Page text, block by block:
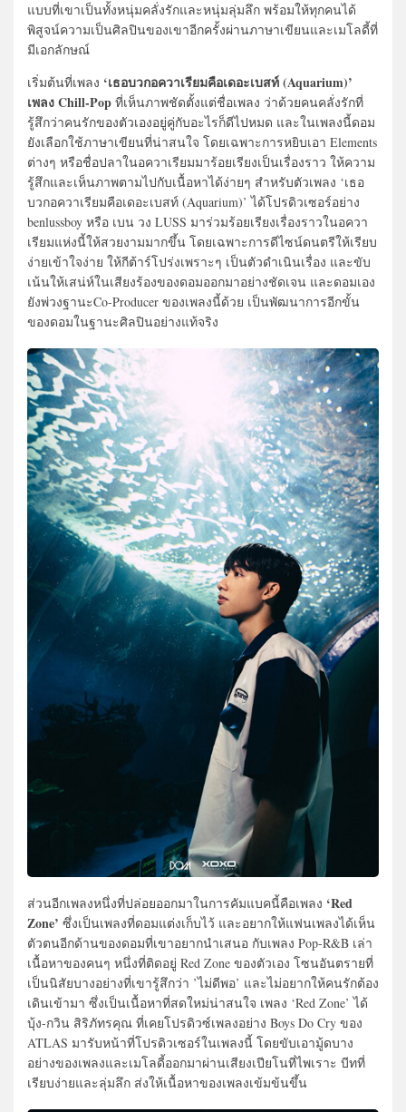
แบบที่เขาเป็นทั้งหนุ่มคลั่งรักและหนุ่มลุ่มลึก พร้อมให้ทุกคนได้
พิสูจน์ความเป็นศิลปินของเขาอีกครั้งผ่านภาษาเขียนและเมโลดี้ที่
มีเอกลักษณ์
เริ่มต้นที่เพลง ‘เธอบวกอควาเรียมคือเดอะเบสท์ (Aquarium)’
เพลง Chill-Pop ที่เห็นภาพชัดตั้งแต่ชื่อเพลง ว่าด้วยคนคลั่งรักที่
รู้สึกว่าคนรักของตัวเองอยู่คู่กับอะไรก็ดีไปหมด และในเพลงนี้ดอม
ยังเลือกใช้ภาษาเขียนที่น่าสนใจ โดยเฉพาะการหยิบเอา Elements
ต่างๆ หรือชื่อปลาในอควาเรียมมาร้อยเรียงเป็นเรื่องราว ให้ความ
รู้สึกและเห็นภาพตามไปกับเนื้อหาได้ง่ายๆ สำหรับตัวเพลง ‘เธอ
บวกอควาเรียมคือเดอะเบสท์ (Aquarium)’ ได้โปรดิวเซอร์อย่าง
benlussboy หรือ เบน วง LUSS มาร่วมร้อยเรียงเรื่องราวในอควา
เรียมแห่งนี้ให้สวยงามมากขึ้น โดยเฉพาะการดีไซน์ดนตรีให้เรียบ
ง่ายเข้าใจง่าย ให้กีต้าร์โปร่งเพราะๆ เป็นตัวดำเนินเรื่อง และขับ
เน้นให้เสน่ห์ในเสียงร้องของดอมออกมาอย่างชัดเจน และดอมเอง
ยังพ่วงฐานะCo-Producer ของเพลงนี้ด้วย เป็นพัฒนาการอีกขั้น
ของดอมในฐานะศิลปินอย่างแท้จริง
ส่วนอีกเพลงหนึ่งที่ปล่อยออกมาในการคัมแบคนี้คือเพลง ‘Red
Zone’ ซึ่งเป็นเพลงที่ดอมแต่งเก็บไว้ และอยากให้แฟนเพลงได้เห็น
ตัวตนอีกด้านของดอมที่เขาอยากนำเสนอ กับเพลง Pop-R&B เล่า
เนื้อหาของคนๆ หนึ่งที่ติดอยู่ Red Zone ของตัวเอง โซนอันตรายที่
เป็นนิสัยบางอย่างที่เขารู้สึกว่า ’ไม่ดีพอ’ และไม่อยากให้คนรักต้อง
เดินเข้ามา ซึ่งเป็นเนื้อหาที่สดใหม่น่าสนใจ เพลง ‘Red Zone’ ได้
บุ้ง-กวิน สิริภัทรคุณ ที่เคยโปรดิวซ์เพลงอย่าง Boys Do Cry ของ
ATLAS มารับหน้าที่โปรดิวเซอร์ในเพลงนี้ โดยขับเอามู้ดบาง
อย่างของเพลงและเมโลดี้ออกมาผ่านเสียงเปียโนที่ไพเราะ บีทที่
เรียบง่ายและลุ่มลึก ส่งให้เนื้อหาของเพลงเข้มข้นขึ้น